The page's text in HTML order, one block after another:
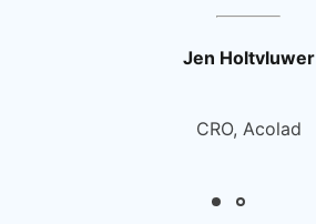
Jen Holtvluwer
CRO, Acolad